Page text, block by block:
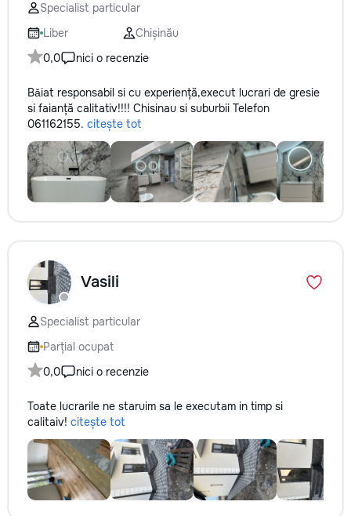
Specialist particular
Liber
Chișinău
0,0
nici o recenzie
Bǎiat responsabil si cu experiență,execut lucrari de gresie
si faianță calitativ!!!! Chisinau si suburbii Telefon
061162155. citește tot
Vasili
Specialist particular
Parțial ocupat
0,0
nici o recenzie
Toate lucrarile ne staruim sa le executam in timp si
calitaiv! citește tot